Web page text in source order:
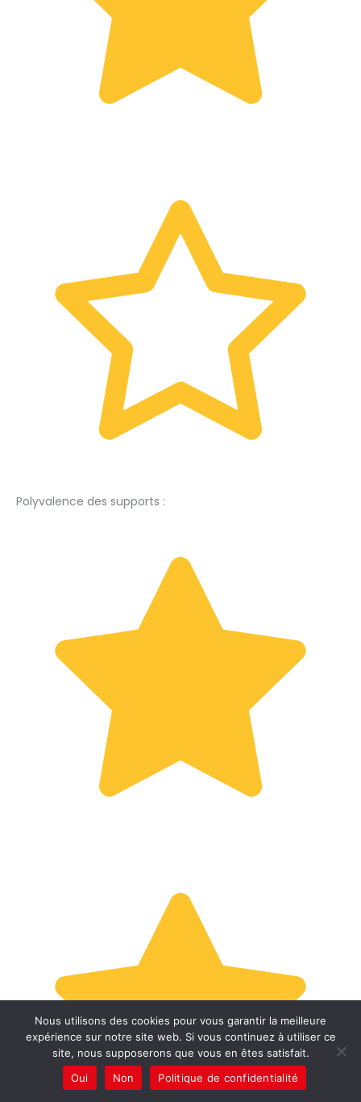
Polyvalence des supports :
Nous utilisons des cookies pour vous garantir la meilleure
expérience sur notre site web. Si vous continuez à utiliser ce
site, nous supposerons que vous en êtes satisfait.
Oui
Non Politique de confidentialité